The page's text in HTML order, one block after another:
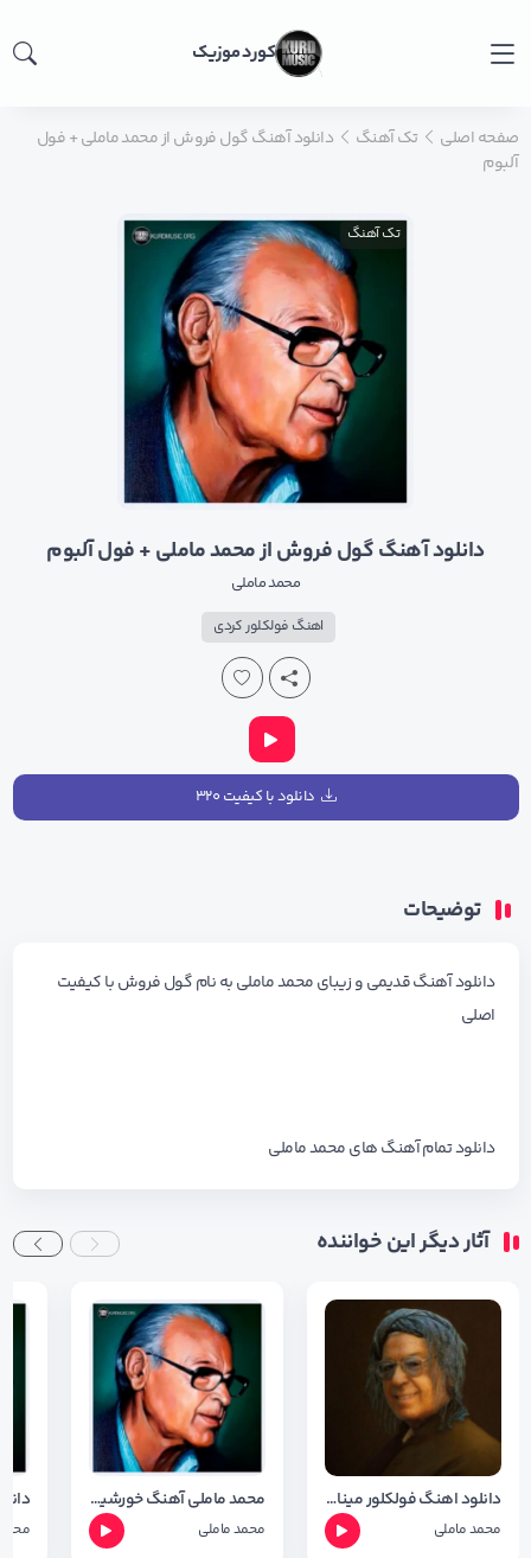
کورد موزیک
صفحه اصلی تک آهنگ
دانلود آهنگ گول فروش از محمد ماملی + فول
آلبوم
تک آهنگ
دانلود آهنگ گول فروش از محمد ماملی + فول آلبوم
محمد ماملی
اهنگ فولکلور کردی
دانلود با کیفیت ۳۲۰
توضیحات
دانلود آهنگ قدیمی و زیبایمحمد ماملیبه نامگول فروشبا کیفیت
اصلی
دانلود تمام آهنگ هایمحمد ماملی
آثار دیگر این خواننده
دانلود اهنگ فولکلور مینا با صدای محمد ماملی با کیفیت 320
محمد ماملی
محمد ماملی آهنگ خورشیده خاور
محمد ماملی